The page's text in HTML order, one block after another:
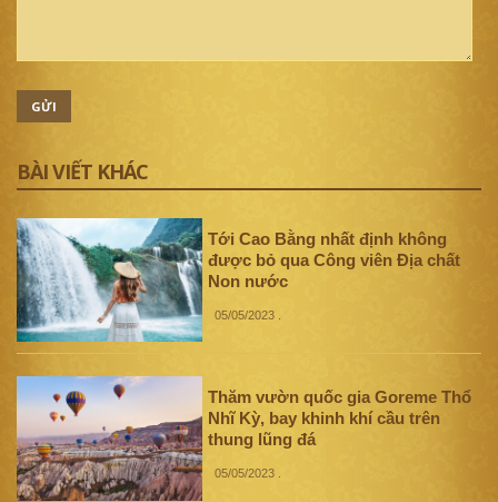
GỬI
BÀI VIẾT KHÁC
Tới Cao Bằng nhất định không
được bỏ qua Công viên Địa chất
Non nước
05/05/2023
Thăm vườn quốc gia Goreme Thổ
Nhĩ Kỳ, bay khinh khí cầu trên
thung lũng đá
05/05/2023